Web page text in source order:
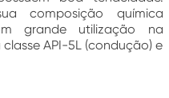
composição química
grande utilização na
API-5L (condução) e